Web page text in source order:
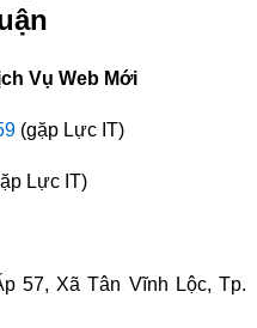
Vụ Web Mới
(gặp Lực IT)
Lực IT)
57, Xã Tân Vĩnh Lộc, Tp.